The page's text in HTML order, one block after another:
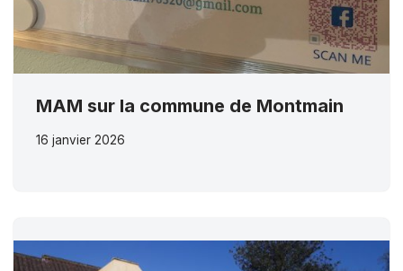
MAM sur la commune de Montmain
16 janvier 2026